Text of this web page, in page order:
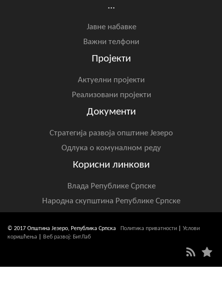
...
Јавне набавке
Важни телфони
Пројекти
Актуелни пројекти
Реализовани пројекти
Документи
Стратегија развоја општине Језеро
Одлука о комуналном реду
Корисни линкови
Влада Републике Српске
Народна скупштина Републике Српске
© 2017 Општина Језеро, Република Српска Политика приватности
Услови
коришћења
Веб развој: БитЛаб